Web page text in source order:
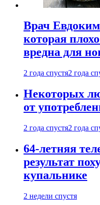
Врач
которая
вредна для
2 года спустя2 года
Некоторых
от
2 года спустя2 года
64-летняя
результат
купальнике
2 недели спустя